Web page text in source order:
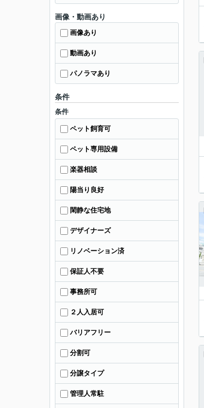
画像・動画あり
画像あり
動画あり
パノラマあり
条件
条件
ペット飼育可
ペット専用設備
楽器相談
陽当り良好
閑静な住宅地
デザイナーズ
リノベーション済
保証人不要
事務所可
２人入居可
バリアフリー
分割可
分譲タイプ
管理人常駐